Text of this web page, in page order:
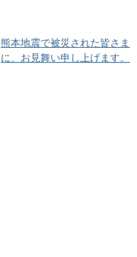
熊本地震で被災された皆さま
に、お見舞い申し上げます。